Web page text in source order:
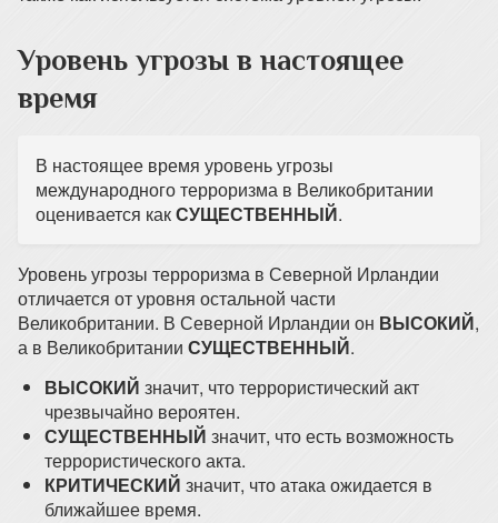
Уровень угрозы в настоящее
время
В настоящее время уровень угрозы
международного терроризма в Великобритании
оценивается какСУЩЕСТВЕННЫЙ.
Уровень угрозы терроризма в Северной Ирландии
отличается от уровня остальной части
Великобритании. В Северной Ирландии он ВЫСОКИЙ,
а в Великобритании СУЩЕСТВЕННЫЙ.
ВЫСОКИЙ значит, что террористический акт
чрезвычайно вероятен.
СУЩЕСТВЕННЫЙ значит, что есть возможность
террористического акта.
КРИТИЧЕСКИЙ значит, что атака ожидается в
ближайшее время.